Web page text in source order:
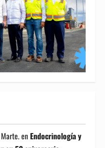
en Endocrinología y